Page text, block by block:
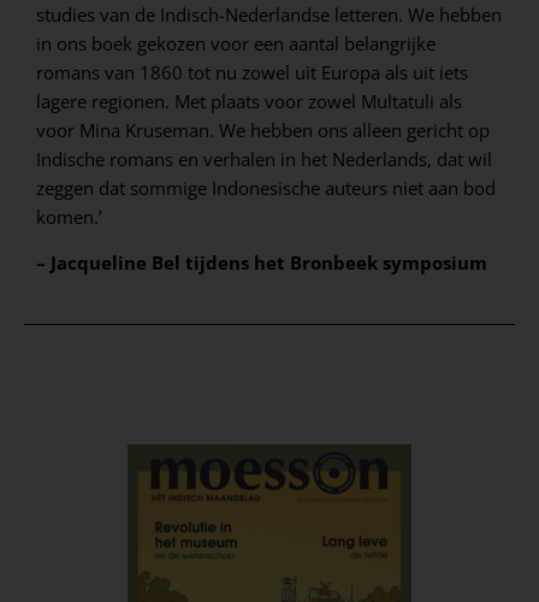
studies van de Indisch-Nederlandse letteren. We hebben
in ons boek gekozen voor een aantal belangrijke
romans van 1860 tot nu zowel uit Europa als uit iets
lagere regionen. Met plaats voor zowel Multatuli als
voor Mina Kruseman. We hebben ons alleen gericht op
Indische romans en verhalen in het Nederlands, dat wil
zeggen dat sommige Indonesische auteurs niet aan bod
komen.’
– Jacqueline Bel tijdens het Bronbeek symposium